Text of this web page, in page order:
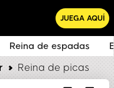
JUEGA AQUÍ
Reina de picas
Encontrarse